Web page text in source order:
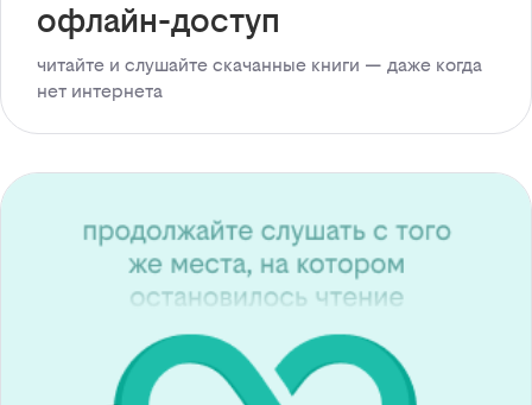
офлайн-доступ
читайте и слушайте скачанные книги — даже когда
нет интернета